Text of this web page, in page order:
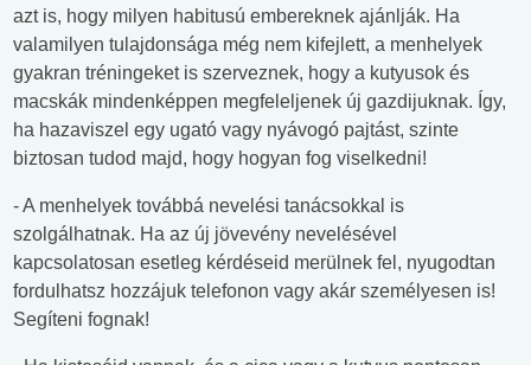
azt is, hogy milyen habitusú embereknek ajánlják. Ha
valamilyen tulajdonsága még nem kifejlett, a menhelyek
gyakran tréningeket is szerveznek, hogy a kutyusok és
macskák mindenképpen megfeleljenek új gazdijuknak. Így,
ha hazaviszel egy ugató vagy nyávogó pajtást, szinte
biztosan tudod majd, hogy hogyan fog viselkedni!
- A menhelyek továbbá nevelési tanácsokkal is
szolgálhatnak. Ha az új jövevény nevelésével
kapcsolatosan esetleg kérdéseid merülnek fel, nyugodtan
fordulhatsz hozzájuk telefonon vagy akár személyesen is!
Segíteni fognak!